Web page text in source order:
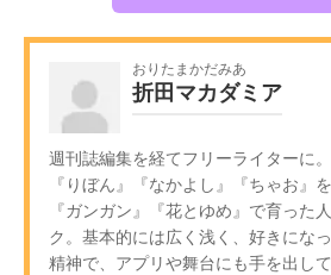
おりたまかだみあ
折田マカダミア
週刊誌編集を経てフリーライターに
『りぼん』『なかよし』『ちゃお』
『ガンガン』『花とゆめ』で育った
ク。基本的には広く浅く、好きにな
精神で、アプリや舞台にも手を出して